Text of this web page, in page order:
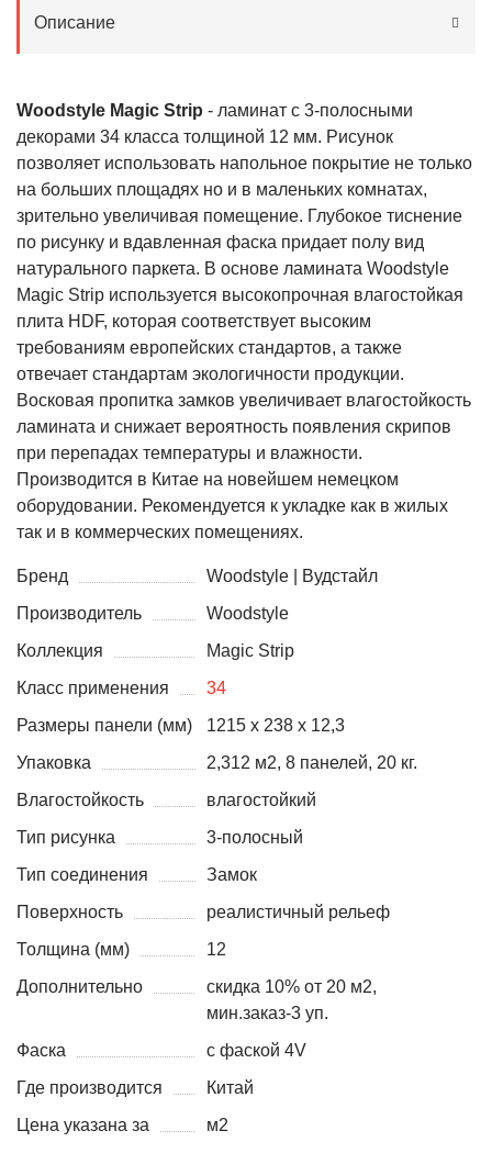
Описание
Woodstyle Magic Strip - ламинат с 3-полосными
декорами 34 класса толщиной 12 мм. Рисунок
позволяет использовать напольное покрытие не только
на больших площадях но и в маленьких комнатах,
зрительно увеличивая помещение. Глубокое тиснение
по рисунку и вдавленная фаска придает полу вид
натурального паркета. В основе ламината Woodstyle
Magic Strip используется высокопрочная влагостойкая
плита HDF, которая соответствует высоким
требованиям европейских стандартов, а также
отвечает стандартам экологичности продукции.
Восковая пропитка замков увеличивает влагостойкость
ламината и снижает вероятность появления скрипов
при перепадах температуры и влажности.
Производится в Китае на новейшем немецком
оборудовании. Рекомендуется к укладке как в жилых
так и в коммерческих помещениях.
Бренд
Woodstyle | Вудстайл
Производитель
Woodstyle
Коллекция
Magic Strip
Класс применения
34
Размеры панели (мм)
1215 х 238 х 12,3
Упаковка
2,312 м2, 8 панелей, 20 кг.
Влагостойкость
влагостойкий
Тип рисунка
3-полосный
Тип соединения
Замок
Поверхность
реалистичный рельеф
Толщина (мм)
12
Дополнительно
скидка 10% от 20 м2,
мин.заказ-3 уп.
Фаска
с фаской 4V
Где производится
Китай
Цена указана за
м2